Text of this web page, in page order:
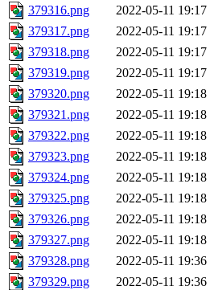
379316.png
2022-05-11 19:17
379317.png
2022-05-11 19:17
379318.png
2022-05-11 19:17
379319.png
2022-05-11 19:17
379320.png
2022-05-11 19:18
379321.png
2022-05-11 19:18
379322.png
2022-05-11 19:18
379323.png
2022-05-11 19:18
379324.png
2022-05-11 19:18
379325.png
2022-05-11 19:18
379326.png
2022-05-11 19:18
379327.png
2022-05-11 19:18
379328.png
2022-05-11 19:36
379329.png
2022-05-11 19:36